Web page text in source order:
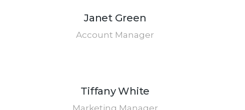
Janet Green
Account Manager
Tiffany White
Marketing Manager